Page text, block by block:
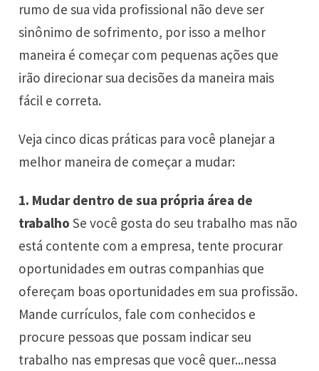
rumo de sua vida profissional não deve ser
sinônimo de sofrimento, por isso a melhor
maneira é começar com pequenas ações que
irão direcionar sua decisões da maneira mais
fácil e correta.
Veja cinco dicas práticas para você planejar a
melhor maneira de começar a mudar:
1. Mudar dentro de sua própria área de
trabalho Se você gosta do seu trabalho mas não
está contente com a empresa, tente procurar
oportunidades em outras companhias que
ofereçam boas oportunidades em sua profissão.
Mande currículos, fale com conhecidos e
procure pessoas que possam indicar seu
trabalho nas empresas que você quer...nessa